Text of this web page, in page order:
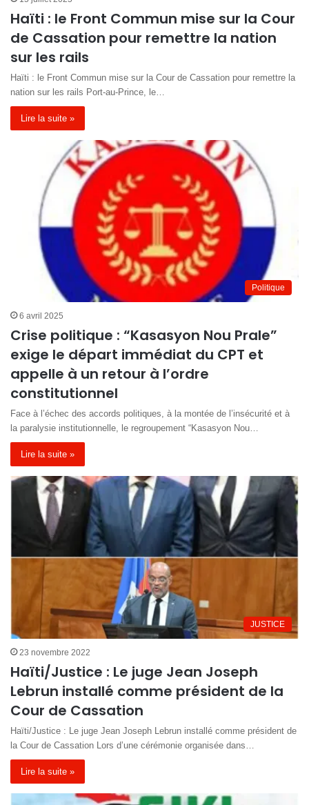
Haïti : le Front Commun mise sur la Cour
de Cassation pour remettre la nation
sur les rails
Haïti : le Front Commun mise sur la Cour de Cassation pour remettre la
nation sur les rails Port-au-Prince, le…
Lire la suite »
Politique
6 avril 2025
Crise politique : “Kasasyon Nou Prale”
exige le départ immédiat du CPT et
appelle à un retour à l’ordre
constitutionnel
Face à l’échec des accords politiques, à la montée de l’insécurité et à
la paralysie institutionnelle, le regroupement “Kasasyon Nou…
Lire la suite »
JUSTICE
23 novembre 2022
Haïti/Justice : Le juge Jean Joseph
Lebrun installé comme président de la
Cour de Cassation
Haïti/Justice : Le juge Jean Joseph Lebrun installé comme président de
la Cour de Cassation Lors d’une cérémonie organisée dans…
Lire la suite »